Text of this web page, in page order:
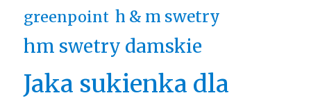
greenpoint h & m swetry
hm swetry damskie
Jaka sukienka dla